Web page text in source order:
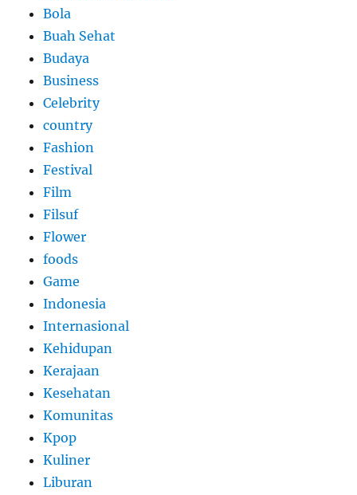
Bola
Buah Sehat
Budaya
Business
Celebrity
country
Fashion
Festival
Film
Filsuf
Flower
foods
Game
Indonesia
Internasional
Kehidupan
Kerajaan
Kesehatan
Komunitas
Kpop
Kuliner
Liburan